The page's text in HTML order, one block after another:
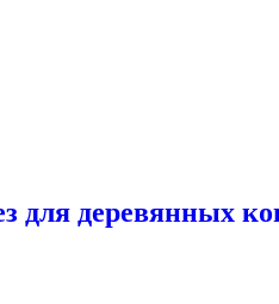
для деревянных